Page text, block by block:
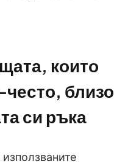
които
близо
си ръка